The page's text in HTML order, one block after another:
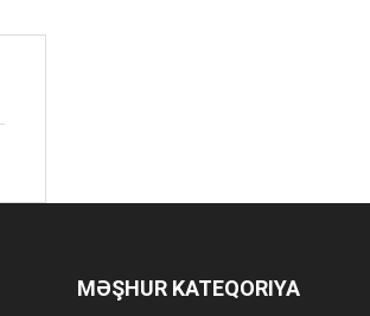
MƏŞHUR KATEQORIYA